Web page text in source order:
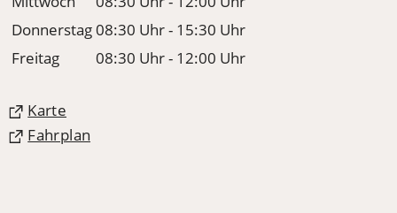
Donnerstag08:30 Uhr - 15:30 Uhr
Freitag
08:30 Uhr - 12:00 Uhr
Karte
(Öffnet
in Fahrplan
(Öffnet